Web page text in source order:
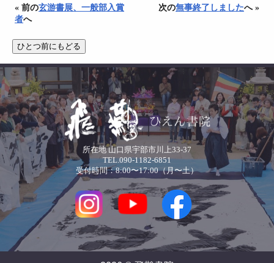
« 前の玄游書展、一般部入賞
者へ
次の無事終了しましたへ »
所在地 山口県宇部市川上33-37
TEL.090-1182-6851
受付時間：8:00〜17:00（月〜土）